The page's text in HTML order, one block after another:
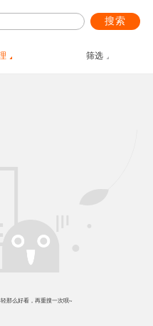
搜索
筛选
那么好看，再重搜一次呗~